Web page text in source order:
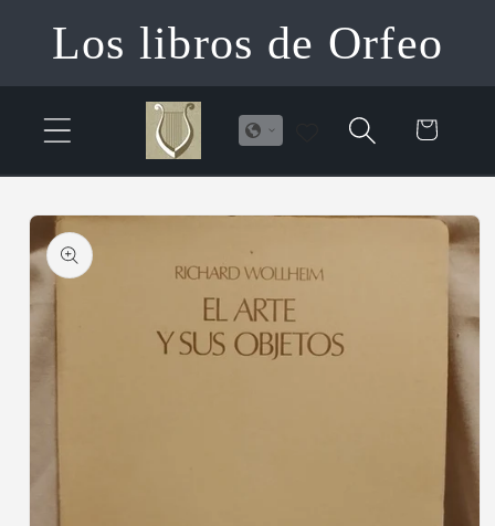
directamente
al contenido
Los libros de Orfeo
Carrito
directamente
a la
información
del producto